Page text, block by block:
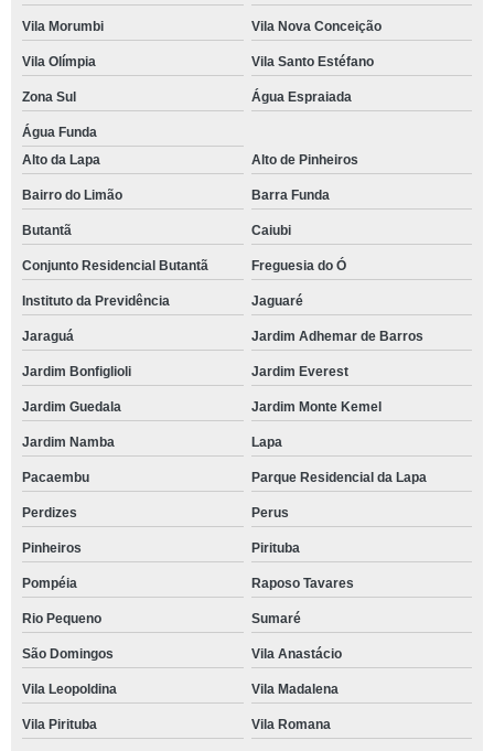
Vila Morumbi Vila Nova Conceição
Vila Olímpia Vila Santo Estéfano
Zona Sul Água Espraiada
Água Funda
Alto da Lapa
Alto de Pinheiros
Bairro do Limão Barra Funda
Butantã Caiubi
Conjunto Residencial Butantã Freguesia do Ó
Instituto da Previdência Jaguaré
Jaraguá Jardim Adhemar de Barros
Jardim Bonfiglioli Jardim Everest
Jardim Guedala Jardim Monte Kemel
Jardim Namba Lapa
Pacaembu Parque Residencial da Lapa
Perdizes Perus
Pinheiros Pirituba
Pompéia Raposo Tavares
Rio Pequeno Sumaré
São Domingos Vila Anastácio
Vila Leopoldina Vila Madalena
Vila Pirituba Vila Romana